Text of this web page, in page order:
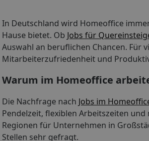
In Deutschland wird Homeoffice
Hause bietet. Ob Jobs für
Auswahl an beruflichen Chancen. Für
Mitarbeiterzufriedenheit und
Warum im Homeoffice
Die Nachfrage nach Jobs im
Pendelzeit, flexiblen Arbeitszeiten
Regionen für Unternehmen in
Stellen sehr gefragt.